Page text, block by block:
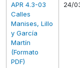
APR 4.3-03
Calles
Manises, Lillo
y García
Martín
(Formato
PDF)
24/